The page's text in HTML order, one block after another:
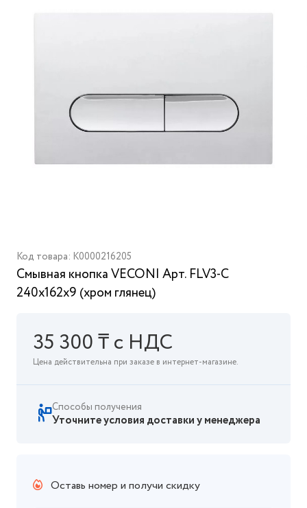
Код товара: K0000216205
Смывная кнопка VECONI Арт. FLV3-C
240х162х9 (хром глянец)
35 300 ₸ с НДС
Цена действительна при заказе в интернет-магазине.
Способы получения
Уточните условия доставки у менеджера
Оставь номер и получи скидку